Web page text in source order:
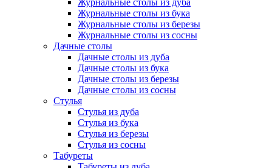
Журнальные столы из дуба
Журнальные столы из бука
Журнальные столы из березы
Журнальные столы из сосны
Дачные столы
Дачные столы из дуба
Дачные столы из бука
Дачные столы из березы
Дачные столы из сосны
Стулья
Стулья из дуба
Стулья из бука
Стулья из березы
Стулья из сосны
Табуреты